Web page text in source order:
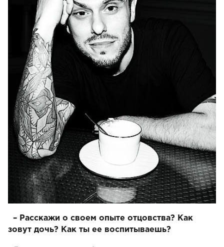
– Расскажи о своем опыте отцовства? Как
зовут дочь? Как ты ее воспитываешь?